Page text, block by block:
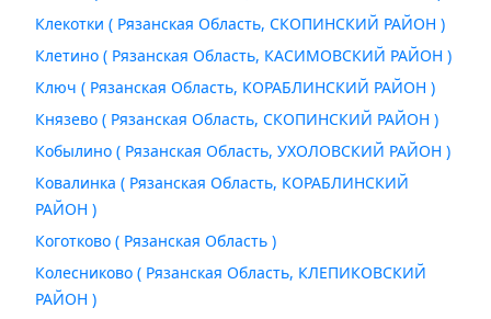
Клекотки ( Рязанская Область, СКОПИНСКИЙ РАЙОН )
Клетино ( Рязанская Область, КАСИМОВСКИЙ РАЙОН )
Ключ ( Рязанская Область, КОРАБЛИНСКИЙ РАЙОН )
Князево ( Рязанская Область, СКОПИНСКИЙ РАЙОН )
Кобылино ( Рязанская Область, УХОЛОВСКИЙ РАЙОН )
Ковалинка ( Рязанская Область, КОРАБЛИНСКИЙ
РАЙОН )
Коготково ( Рязанская Область )
Колесниково ( Рязанская Область, КЛЕПИКОВСКИЙ
РАЙОН )